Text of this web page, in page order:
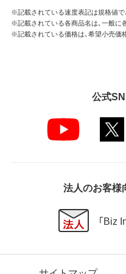
※記載されている速度表記は規格値で
※記載されている各商品名は、一般に
※記載されている価格は、希望小売価
公式
法人のお客様
「Biz